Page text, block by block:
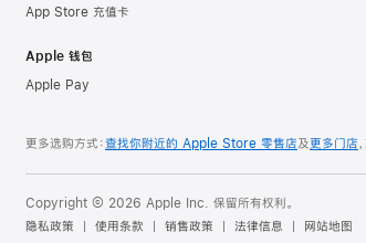
App Store 充值卡
Apple 钱包
Apple Pay
更多选购方式：查找你附近的 Apple Store 零售店及更多门店
Copyright © 2026 Apple Inc. 保留所有权利。
隐私政策
使用条款 销售政策 法律信息 网站地图